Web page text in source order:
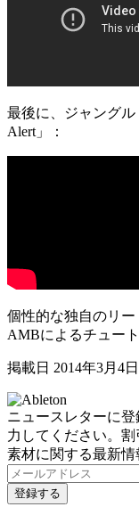
最後に、ジャングル
Alert」：
個性的な独自のリ
AMBによるチュー
掲載日 2014年3月4日
ニュースレターに登
力してください。
素材に関する最新情